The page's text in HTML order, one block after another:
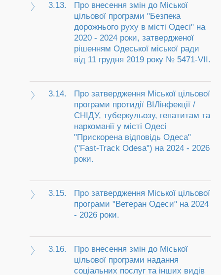
3.13.
Про внесення змін до Міської
цільової програми "Безпека
дорожнього руху в місті Одесі" на
2020 - 2024 роки, затвердженої
рішенням Одеської міської ради
від 11 грудня 2019 року № 5471-VII.
3.14.
Про затвердження Міської цільової
програми протидії ВІЛінфекції /
СНІДУ, туберкульозу, гепатитам та
наркоманії у місті Одесі
"Прискорена відповідь Одеса"
("Fast-Track Odesa") на 2024 - 2026
роки.
3.15.
Про затвердження Міської цільової
програми "Ветеран Одеси" на 2024
- 2026 роки.
3.16.
Про внесення змін до Міської
цільової програми надання
соціальних послуг та інших видів